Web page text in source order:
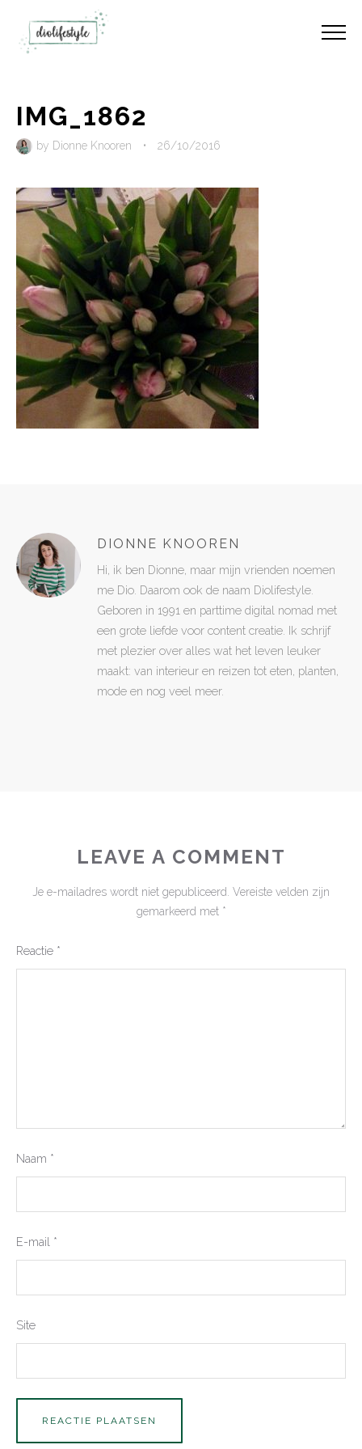
IMG_1862
by Dionne Knooren • 26/10/2016
DIONNE KNOOREN
Hi, ik ben Dionne, maar mijn vrienden noemen
me Dio. Daarom ook de naam Diolifestyle.
Geboren in 1991 en parttime digital nomad met
een grote liefde voor content creatie. Ik schrijf
met plezier over alles wat het leven leuker
maakt: van interieur en reizen tot eten, planten,
mode en nog veel meer.
LEAVE A COMMENT
Je e-mailadres wordt niet gepubliceerd. Vereiste velden zijn
gemarkeerd met *
Reactie *
Naam *
E-mail *
Site